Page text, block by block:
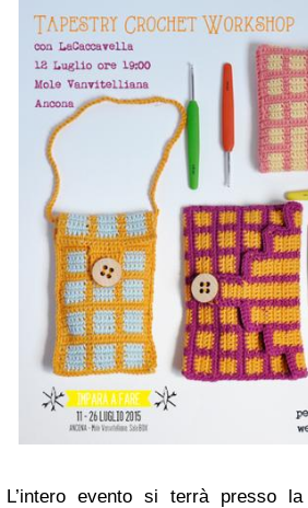
L’intero evento si terrà presso la